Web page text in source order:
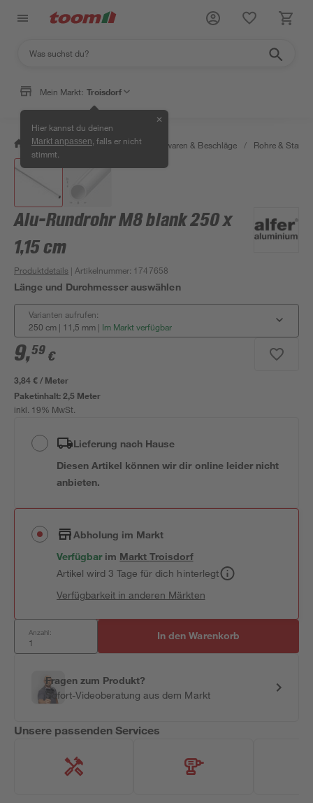
Mein Markt: Troisdorf
Hier kannst du deinen
Markt anpassen , falls er nicht
stimmt.
✕
/ Werkstatt & Maschinen / Eisenwaren & Beschläge / Rohre &
Alu-Rundrohr M8 blank 250 x
1,15 cm
Produktdetails | Artikelnummer: 1747658
Länge und Durchmesser auswählen
Varianten aufrufen:
250 cm | 11,5 mm | Im Markt verfügbar
9,59 €
3,84 € / Meter
Paketinhalt:2,5 Meter
inkl. 19% MwSt.
Lieferung nach Hause
Diesen Artikel können wir dir online leider nicht
anbieten.
Abholung im Markt
Verfügbar im MarktTroisdorf
Artikel wird 3 Tage für dich hinterlegt
Verfügbarkeit in anderen Märkten
Anzahl: In den Warenkorb
Fragen zum Produkt?
Sofort-Videoberatung aus dem Markt
Unsere passenden Services